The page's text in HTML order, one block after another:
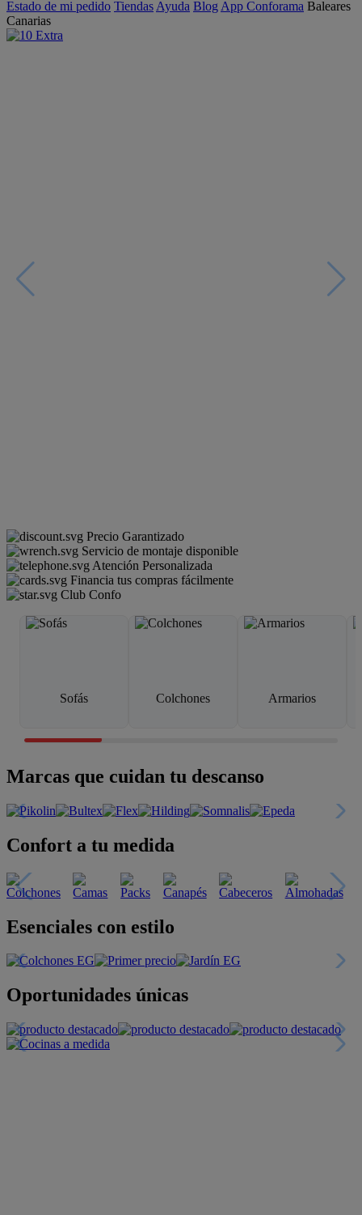
Estado de mi pedido Tiendas Ayuda Blog App Conforama Baleares
Canarias
Precio Garantizado
Servicio de montaje disponible
Atención Personalizada
Financia tus compras fácilmente
Club Confo
Sofás Colchones Armarios
Marcas que cuidan tu descanso
Confort a tu medida
Esenciales con estilo
Oportunidades únicas